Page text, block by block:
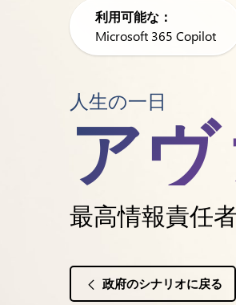
利用可能な：
Microsoft 365 Copilot
人生の一日
アヴ
最高情報責任者
政府のシナリオに戻る